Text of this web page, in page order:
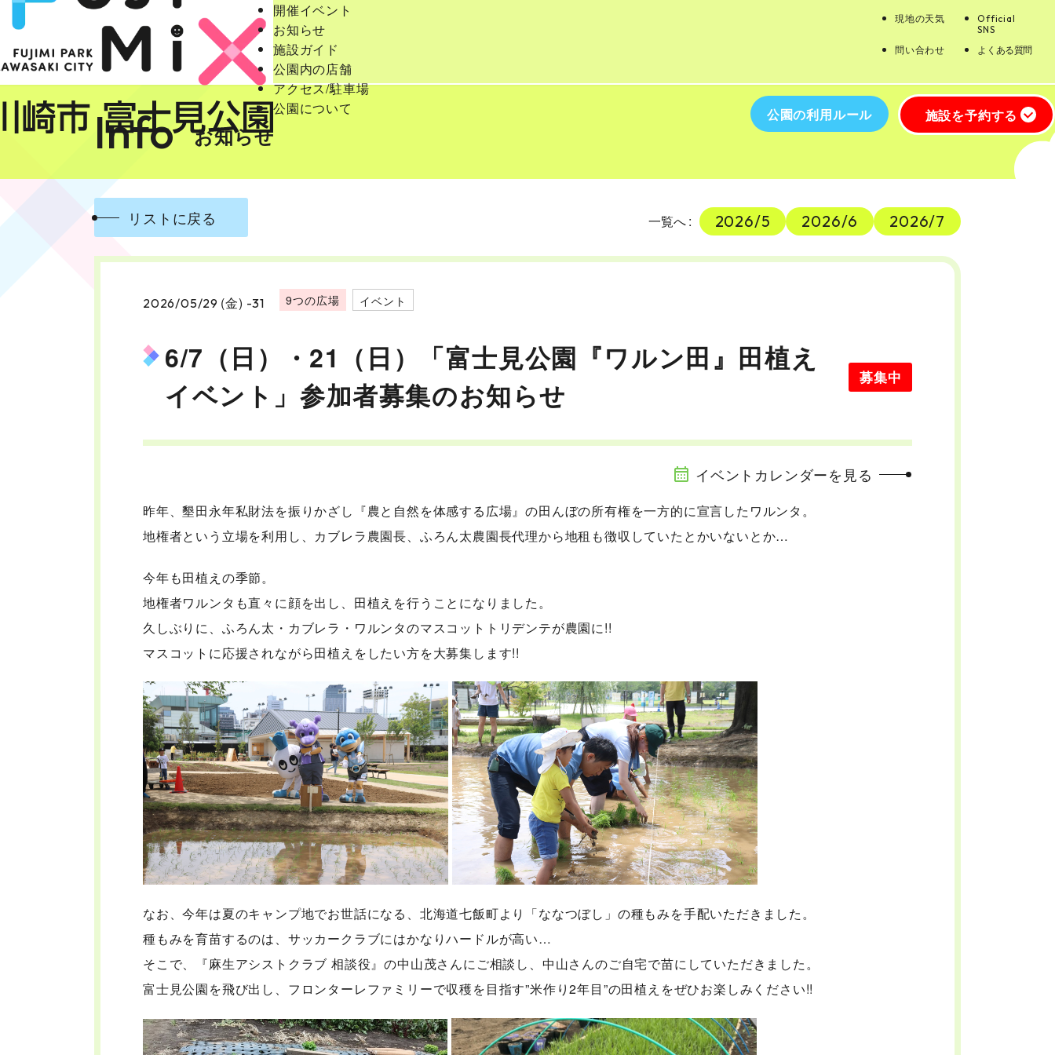
開催イベント
お知らせ
施設ガイド
公園内の店舗
アクセス/駐車場
公園について
現地の天気
Official
SNS
問い合わせ よくある質問
公園の利用ルール 施設を予約する
Info お知らせ
リストに戻る 一覧へ 2026/5 2026/6 2026/7
2026/05/29 (金) -31 9つの広場 イベント
6/7（日）・21（日）「富士見公園『ワルン田』田植え
イベント」参加者募集のお知らせ
募集中
イベントカレンダーを見る
昨年、墾田永年私財法を振りかざし『農と自然を体感する広場』の田んぼの所有権を一方的に宣言したワルンタ。
地権者という立場を利用し、カブレラ農園長、ふろん太農園長代理から地租も徴収していたとかいないとか…
今年も田植えの季節。
地権者ワルンタも直々に顔を出し、田植えを行うことになりました。
久しぶりに、ふろん太・カブレラ・ワルンタのマスコットトリデンテが農園に!!
マスコットに応援されながら田植えをしたい方を大募集します!!
なお、今年は夏のキャンプ地でお世話になる、北海道七飯町より「ななつぼし」の種もみを手配いただきました。
種もみを育苗するのは、サッカークラブにはかなりハードルが高い…
そこで、『麻生アシストクラブ 相談役』の中山茂さんにご相談し、中山さんのご自宅で苗にしていただきました。
富士見公園を飛び出し、フロンターレファミリーで収穫を目指す”米作り2年目”の田植えをぜひお楽しみください!!